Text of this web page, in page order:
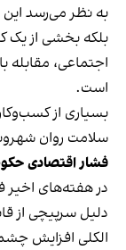
به نظر می‌رسد
بلکه بخشی از یک
اجتماعی، مقابله
است.
بسیاری از
سلامت روان
فشار اقتصادی
در هفته‌های اخیر
دلیل سرپیچی از
الکلی افزایش